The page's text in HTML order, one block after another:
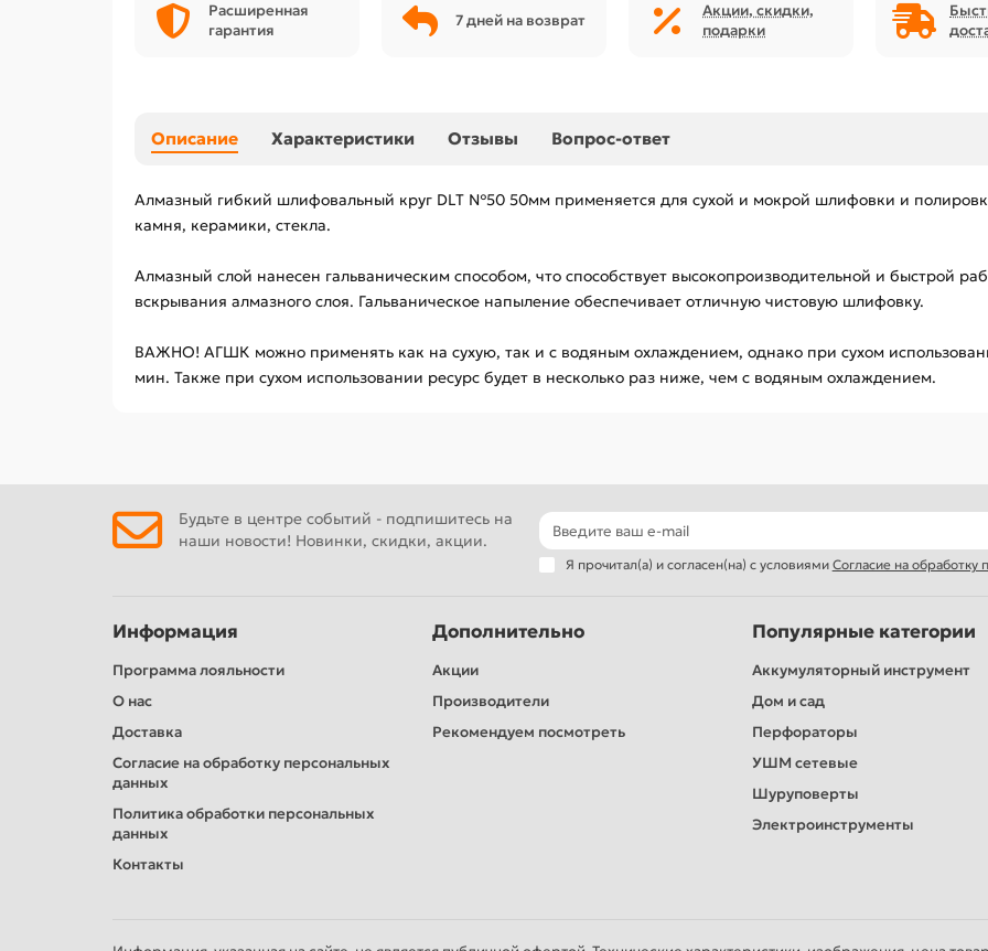
Расширенная
гарантия
7 дней на возврат
Акции, скидки,
подарки
Описание Характеристики Отзывы Вопрос-ответ
Алмазный гибкий шлифовальный круг DLT №50 50мм применяется для сухой и мокрой шлифовки и
камня, керамики, стекла.
Алмазный слой нанесен гальваническим способом, что способствует высокопроизводительной и быстрой
вскрывания алмазного слоя. Гальваническое напыление обеспечивает отличную чистовую шлифовку.
ВАЖНО! АГШК можно применять как на сухую, так и с водяным охлаждением, однако при сухом
мин. Также при сухом использовании ресурс будет в несколько раз ниже, чем с водяным охлаждением.
Будьте в центре событий - подпишитесь на
наши новости! Новинки, скидки, акции.
Я прочитал(а) и согласен(на) с условиями Согласие на обработку
Информация
Программа лояльности
О нас
Доставка
Согласие на обработку персональных
данных
Политика обработки персональных
данных
Контакты
Дополнительно
Акции
Производители
Рекомендуем посмотреть
Популярные категории
Аккумуляторный инструмент
Дом и сад
Перфораторы
УШМ сетевые
Шуруповерты
Электроинструменты